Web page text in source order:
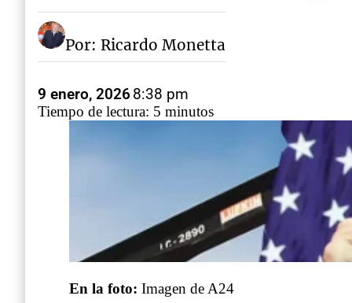
Por: Ricardo Monetta
9 enero, 20268:38 pm
Tiempo de lectura: 5 minutos
En la foto: Imagen de A24